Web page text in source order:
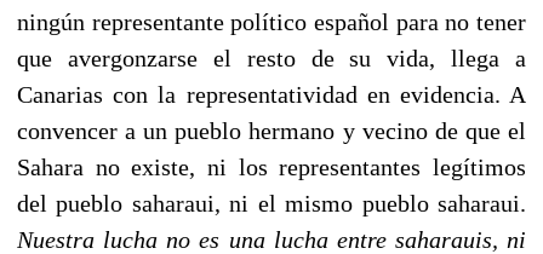
ningún representante político español para no tener
que avergonzarse el resto de su vida, llega a
Canarias con la representatividad en evidencia. A
convencer a un pueblo hermano y vecino de que el
Sahara no existe, ni los representantes legítimos
del pueblo saharaui, ni el mismo pueblo saharaui.
Nuestra lucha no es una lucha entre saharauis, ni